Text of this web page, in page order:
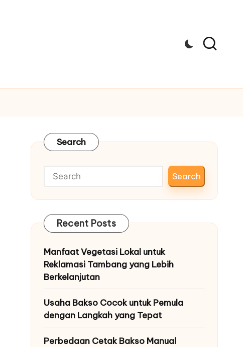
Search
Search
Recent Posts
Manfaat Vegetasi Lokal untuk
Reklamasi Tambang yang Lebih
Berkelanjutan
Usaha Bakso Cocok untuk Pemula
dengan Langkah yang Tepat
Perbedaan Cetak Bakso Manual